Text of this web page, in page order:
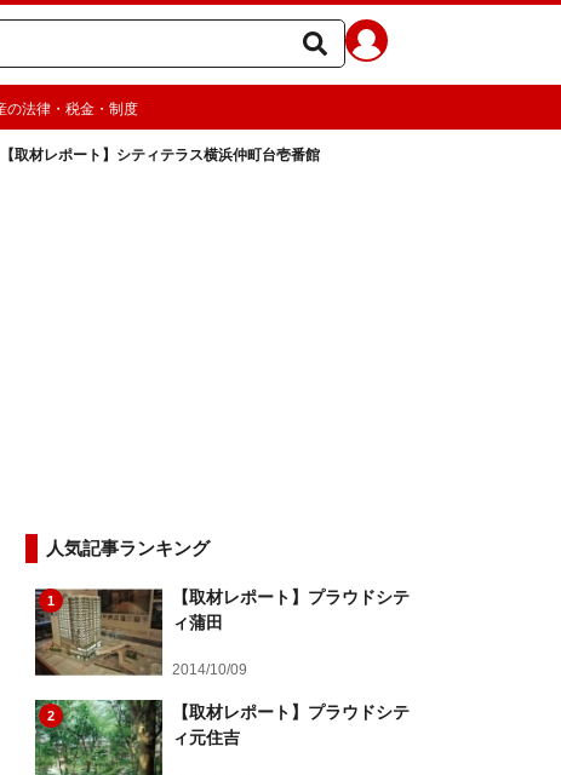
の法律・税金・制度
【取材レポート】シティテラス横浜仲町台壱番館
人気記事ランキング
1
【取材レポート】プラウドシテ
ィ蒲田
2014/10/09
2
【取材レポート】プラウドシテ
ィ元住吉